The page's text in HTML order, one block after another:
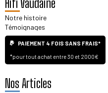
Hifi Vaudaine
Notre histoire
Témoignages
PAIEMENT 4 FOIS SANS FRAIS*
*pour tout achat entre 30 et 2000€
Nos Articles